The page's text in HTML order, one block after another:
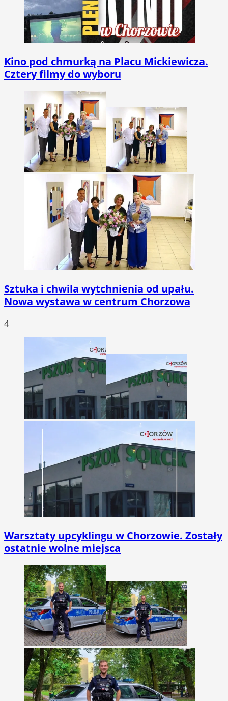
Kino pod chmurką na Placu Mickiewicza.
Cztery filmy do wyboru
Sztuka i chwila wytchnienia od upału.
Nowa wystawa w centrum Chorzowa
4
Warsztaty upcyklingu w Chorzowie. Zostały
ostatnie wolne miejsca